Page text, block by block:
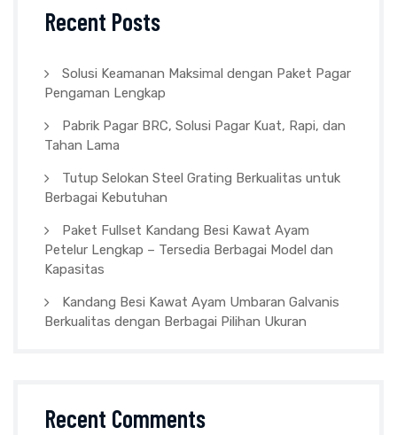
Recent Posts
Solusi Keamanan Maksimal dengan Paket Pagar
Pengaman Lengkap
Pabrik Pagar BRC, Solusi Pagar Kuat, Rapi, dan
Tahan Lama
Tutup Selokan Steel Grating Berkualitas untuk
Berbagai Kebutuhan
Paket Fullset Kandang Besi Kawat Ayam
Petelur Lengkap – Tersedia Berbagai Model dan
Kapasitas
Kandang Besi Kawat Ayam Umbaran Galvanis
Berkualitas dengan Berbagai Pilihan Ukuran
Recent Comments